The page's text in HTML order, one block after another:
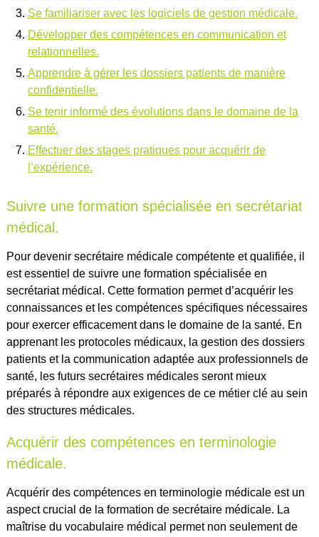
Se familiariser avec les logiciels de gestion médicale.
Développer des compétences en communication et
relationnelles.
Apprendre à gérer les dossiers patients de manière
confidentielle.
Se tenir informé des évolutions dans le domaine de la
santé.
Effectuer des stages pratiques pour acquérir de
l’expérience.
Suivre une formation spécialisée en secrétariat
médical.
Pour devenir secrétaire médicale compétente et qualifiée, il
est essentiel de suivre une formation spécialisée en
secrétariat médical. Cette formation permet d’acquérir les
connaissances et les compétences spécifiques nécessaires
pour exercer efficacement dans le domaine de la santé. En
apprenant les protocoles médicaux, la gestion des dossiers
patients et la communication adaptée aux professionnels de
santé, les futurs secrétaires médicales seront mieux
préparés à répondre aux exigences de ce métier clé au sein
des structures médicales.
Acquérir des compétences en terminologie
médicale.
Acquérir des compétences en terminologie médicale est un
aspect crucial de la formation de secrétaire médicale. La
maîtrise du vocabulaire médical permet non seulement de